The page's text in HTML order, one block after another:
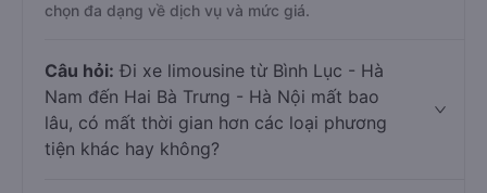
chọn đa dạng về dịch vụ và mức giá.
Câu hỏi: Đi xe limousine từ Bình Lục - Hà
Nam đến Hai Bà Trưng - Hà Nội mất bao
lâu, có mất thời gian hơn các loại phương
tiện khác hay không?